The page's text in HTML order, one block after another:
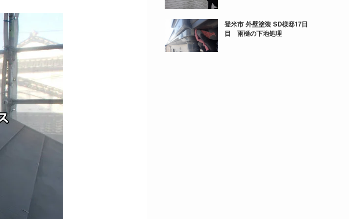
登米市 外壁塗装 SD様邸17日
目 雨樋の下地処理